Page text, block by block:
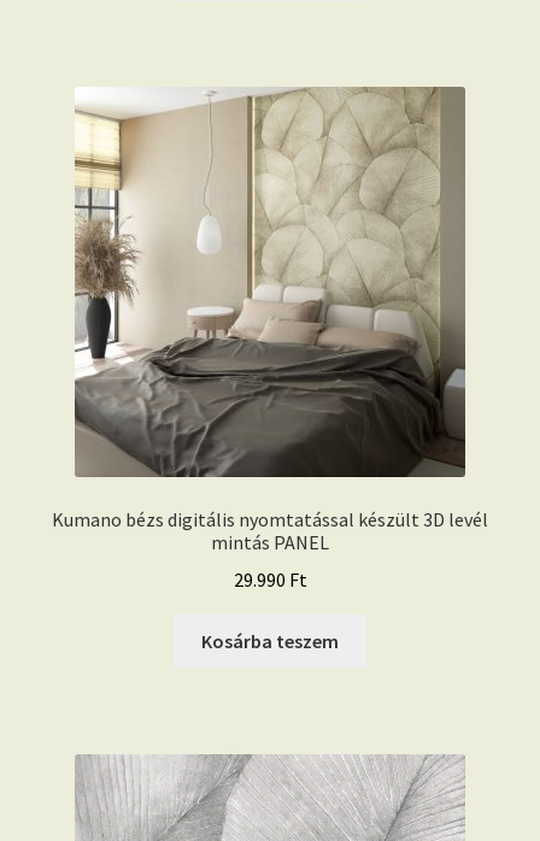
Kumano bézs digitális nyomtatással készült 3D levél
mintás PANEL
29.990 Ft
Kosárba teszem